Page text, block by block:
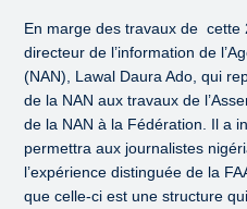
En marge des travaux de cette
directeur de l’information de
(NAN), Lawal Daura Ado, qui
de la NAN aux travaux de
de la NAN à la Fédération. Il a
permettra aux journalistes
l’expérience distinguée de la
que celle-ci est une structure